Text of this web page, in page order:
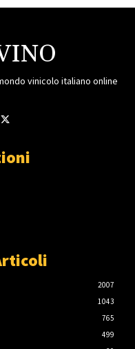
vinicolo italiano online
2007
1043
765
499